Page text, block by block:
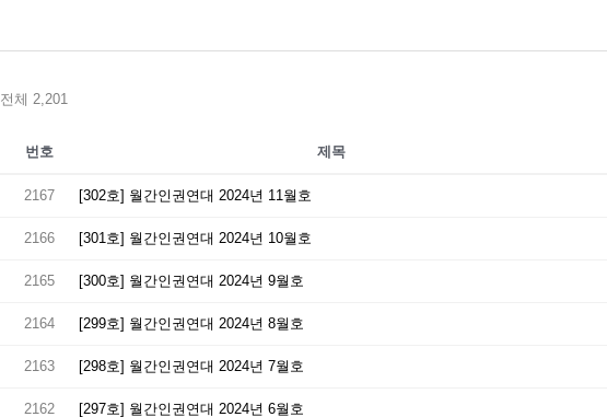
전체 2,201
번호 제목
2167 [302호] 월간인권연대 2024년 11월호
2166 [301호] 월간인권연대 2024년 10월호
2165 [300호] 월간인권연대 2024년 9월호
2164 [299호] 월간인권연대 2024년 8월호
2163 [298호] 월간인권연대 2024년 7월호
2162 [297호] 월간인권연대 2024년 6월호